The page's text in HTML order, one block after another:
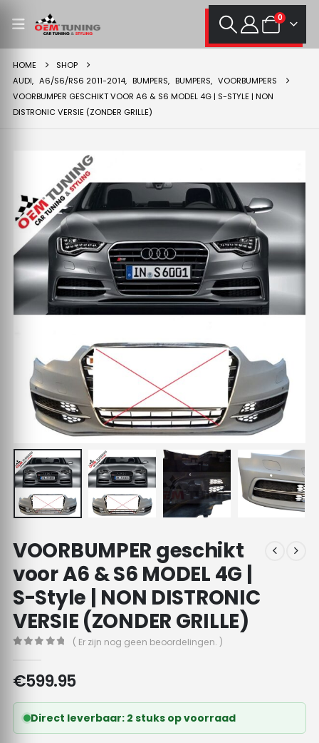
0
HOME
SHOP
AUDI, A6/S6/RS6 2011-2014, BUMPERS, BUMPERS, VOORBUMPERS
VOORBUMPER GESCHIKT VOOR A6 & S6 MODEL 4G | S-STYLE | NON
DISTRONIC VERSIE (ZONDER GRILLE)
VOORBUMPER geschikt
voor A6 & S6 MODEL 4G |
S-Style | NON DISTRONIC
VERSIE (ZONDER GRILLE)
( Er zijn nog geen beoordelingen. )
€599.95
Direct leverbaar: 2 stuks op voorraad